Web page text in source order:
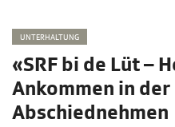
UNTERHALTUNG
«SRF bi de Lüt –
Ankommen in
Abschiednehmen